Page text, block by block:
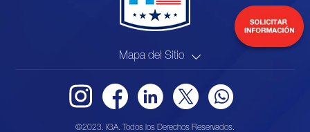
Mapa del Sitio
©2023. IGA. Todos los Derechos Reservados.